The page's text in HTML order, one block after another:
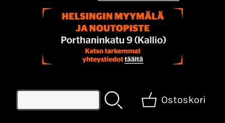
Ostoskori